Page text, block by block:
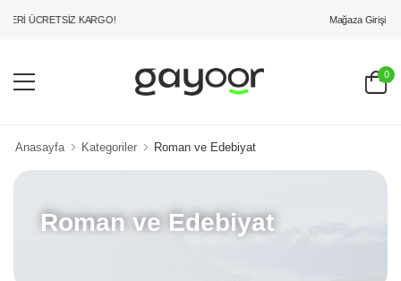
ÜCRETSİZ KARGO! Mağaza Girişi
0
Anasayfa Kategoriler Roman ve Edebiyat
Roman ve Edebiyat